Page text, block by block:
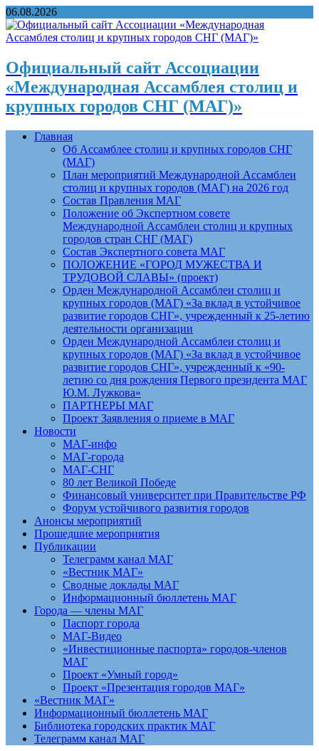
06.08.2026
Официальный сайт Ассоциации
«Международная Ассамблея столиц и
крупных городов СНГ (МАГ)»
Главная
Об Ассамблее столиц и крупных городов СНГ
(МАГ)
План мероприятий Международной Ассамблеи
столиц и крупных городов (МАГ) на 2026 год
Состав Правления МАГ
Положение об Экспертном совете
Международной Ассамблеи столиц и крупных
городов стран СНГ (МАГ)
Состав Экспертного совета МАГ
ПОЛОЖЕНИЕ «ГОРОД МУЖЕСТВА И
ТРУДОВОЙ СЛАВЫ» (проект)
Орден Международной Ассамблеи столиц и
крупных городов (МАГ) «За вклад в устойчивое
развитие городов СНГ», учрежденный к 25-летию
деятельности организации
Орден Международной Ассамблеи столиц и
крупных городов (МАГ) «За вклад в устойчивое
развитие городов СНГ», учрежденный к «90-
летию со дня рождения Первого президента МАГ
Ю.М. Лужкова»
ПАРТНЕРЫ МАГ
Проект Заявления о приеме в МАГ
Новости
МАГ-инфо
МАГ-города
МАГ-СНГ
80 лет Великой Победе
Финансовый университет при Правительстве РФ
Форум устойчивого развития городов
Анонсы мероприятий
Прошедшие мероприятия
Публикации
Телеграмм канал МАГ
«Вестник МАГ»
Сводные доклады МАГ
Информационный бюллетень МАГ
Города — члены МАГ
Паспорт города
МАГ-Видео
«Инвестиционные паспорта» городов-членов
МАГ
Проект «Умный город»
Проект «Презентация городов МАГ»
«Вестник МАГ»
Информационный бюллетень МАГ
Библиотека городских практик МАГ
Телеграмм канал МАГ